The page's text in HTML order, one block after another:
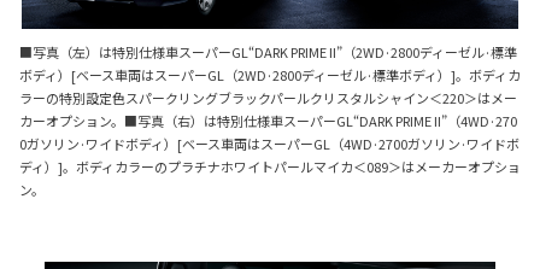
■写真（左）は特別仕様車スーパーGL“DARK PRIME II”（2WD·2800ディーゼル·標準
ボディ）[ベース車両はスーパーGL（2WD·2800ディーゼル·標準ボディ）]。ボディカ
ラーの特別設定色スパークリングブラックパールクリスタルシャイン＜220＞はメー
カーオプション。■写真（右）は特別仕様車スーパーGL“DARK PRIME II”（4WD·270
0ガソリン·ワイドボディ）[ベース車両はスーパーGL（4WD·2700ガソリン·ワイドボ
ディ）]。ボディカラーのプラチナホワイトパールマイカ＜089＞はメーカーオプショ
ン。